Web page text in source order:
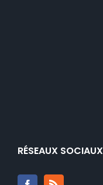
RÉSEAUX SOCIAUX